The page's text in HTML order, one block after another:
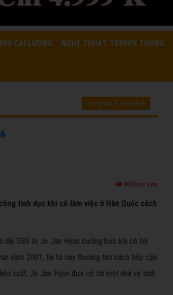
CẢI LƯƠNG NGHỆ THUẬT TRUYỀN THỐNG
Trang chủ Tin bên lề
859 lượt xem
tình dục khi cô làm việc ở Hàn Quốc cách
đài SBS bị Jo Jae Hyun cưỡng bức khi cô tới
năm 2001, tài tử này thường tìm cách tiếp cận
xuất, Jo Jae Hyun đưa cô tới một nhà vệ sinh